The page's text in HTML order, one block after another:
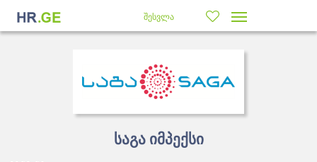
შესვლა
საგა იმპექსი